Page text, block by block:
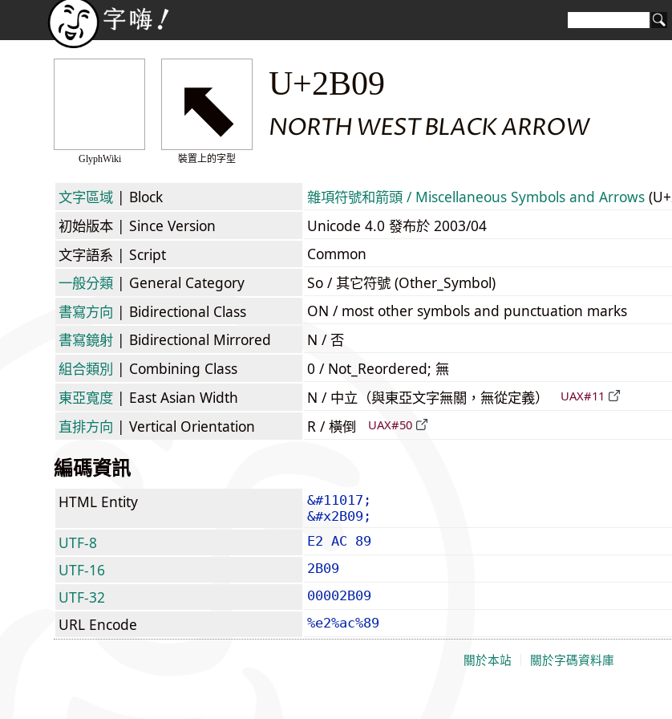
GlyphWiki
⬉
裝置上的字型
U+2B09
NORTH WEST BLACK ARROW
文字區域 | Block 雜項符號和箭頭 / Miscellaneous Symbols and Arrows
初始版本 | Since Version
Unicode 4.0 發布於 2003/04
文字語系 | Script
Common
一般分類 | General Category
So / 其它符號 (Other_Symbol)
書寫方向 | Bidirectional Class
ON / most other symbols and punctuation marks
書寫鏡射 | Bidirectional Mirrored
N / 否
組合類別 | Combining Class
0 / Not_Reordered; 無
東亞寬度 | East Asian Width N / 中立（與東亞文字無關，無從定義） UAX#11
直排方向 | Vertical Orientation R / 橫倒 UAX#50
編碼資訊
HTML Entity
&#11017;
&#x2B09;
UTF-8 E2 AC 89
UTF-16 2B09
UTF-32 00002B09
URL Encode %e2%ac%89
關於本站 關於字碼資料庫